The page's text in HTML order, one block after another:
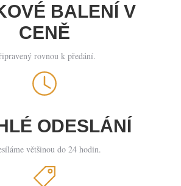
BALENÍ V
CENĚ
rovnou k předání.
ODESLÁNÍ
většinou do 24 hodin.